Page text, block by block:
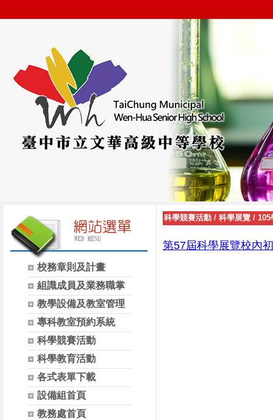
校務章則及計畫
組識成員及業務職掌
教學設備及教室管理
專科教室預約系統
科學競賽活動
科學教育活動
各式表單下載
設備組首頁
教務處首頁
科學競賽活動 / 科學展覽 / 105
第57屆科學展覽校內